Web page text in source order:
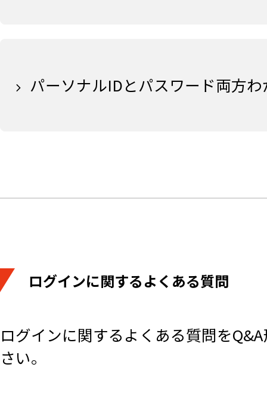
パーソナルIDとパスワード両方
ログインに関するよくある質問
ログインに関する​よくある質問を
さい。